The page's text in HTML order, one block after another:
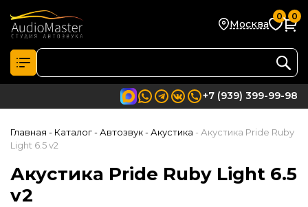
Москва
0 0
+7 (939) 399-99-98
Главная - Каталог- Автозвук- Акустика - Акустика Pride Ruby
Light 6.5 v2
Акустика Pride Ruby Light 6.5
v2